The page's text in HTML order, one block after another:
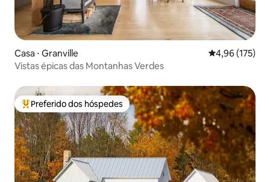
Casa ⋅ Granville 4,96 de uma
4,96 (175)
Vistas épicas das Montanhas Verdes
Entre os melhores preferidos dos hóspedes
Preferido dos hóspedes